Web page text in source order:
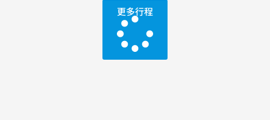
更多行程